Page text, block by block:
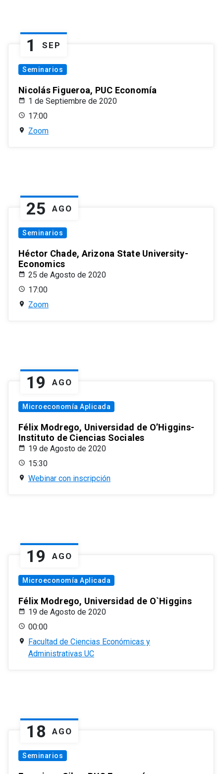
1 SEP
Seminarios
Nicolás Figueroa, PUC Economía
1 de Septiembre de 2020
17:00
Zoom
25 AGO
Seminarios
Héctor Chade, Arizona State University-
Economics
25 de Agosto de 2020
17:00
Zoom
19 AGO
Microeconomía Aplicada
Félix Modrego, Universidad de O’Higgins-
Instituto de Ciencias Sociales
19 de Agosto de 2020
15:30
Webinar con inscripción
19 AGO
Microeconomía Aplicada
Félix Modrego, Universidad de O`Higgins
19 de Agosto de 2020
00:00
Facultad de Ciencias Económicas y
Administrativas UC
18 AGO
Seminarios